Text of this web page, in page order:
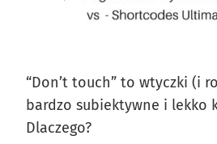
“Don’t touch” to wtyczki (i
bardzo subiektywne i lekko
Dlaczego?